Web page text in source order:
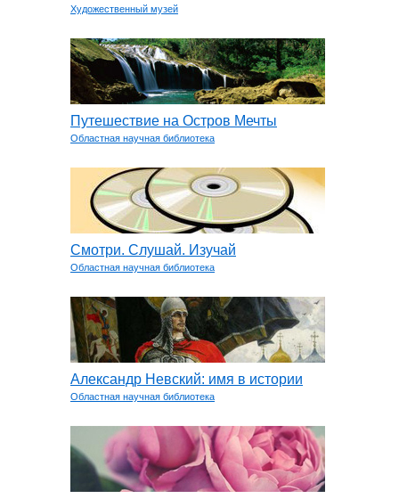
Художественный музей
Путешествие на Остров Мечты
Областная научная библиотека
Смотри. Слушай. Изучай
Областная научная библиотека
Александр Невский: имя в истории
Областная научная библиотека